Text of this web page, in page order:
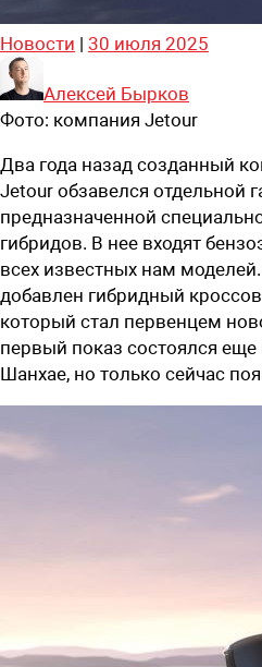
Новости | 30 июля 2025
Алексей Бырков
Фото: компания Jetour
Два года назад созданный
Jetour обзавелся отдельной
предназначенной
гибридов. В нее входят
всех известных нам
добавлен гибридный
который стал первенцем
первый показ состоялся еще
Шанхае, но только сейчас